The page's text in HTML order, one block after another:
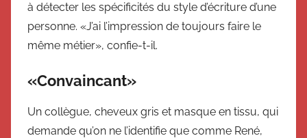
à détecter les spécificités du style d’écriture d’une
personne. «J’ai l’impression de toujours faire le
même métier», confie-t-il.
«Convaincant»
Un collègue, cheveux gris et masque en tissu, qui
demande qu’on ne l’identifie que comme René,